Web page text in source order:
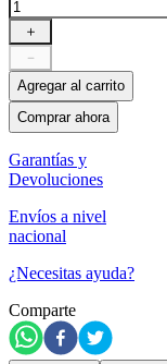
＋
－
Agregar al carrito
Comprar ahora
Garantías y
Devoluciones
Envíos a nivel
nacional
¿Necesitas ayuda?
Comparte